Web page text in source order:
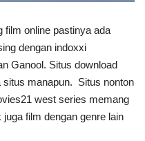
film online pastinya ada
dengan indoxxi
Ganool. Situs download
situs manapun. Situs nonton
west series memang
film dengan genre lain